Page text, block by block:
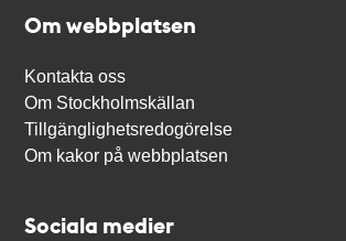
Om webbplatsen
Kontakta oss
Om Stockholmskällan
Tillgänglighetsredogörelse
Om kakor på webbplatsen
Sociala medier